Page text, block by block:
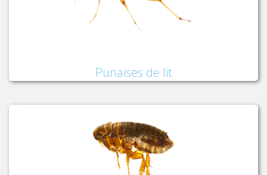
Punaises de lit